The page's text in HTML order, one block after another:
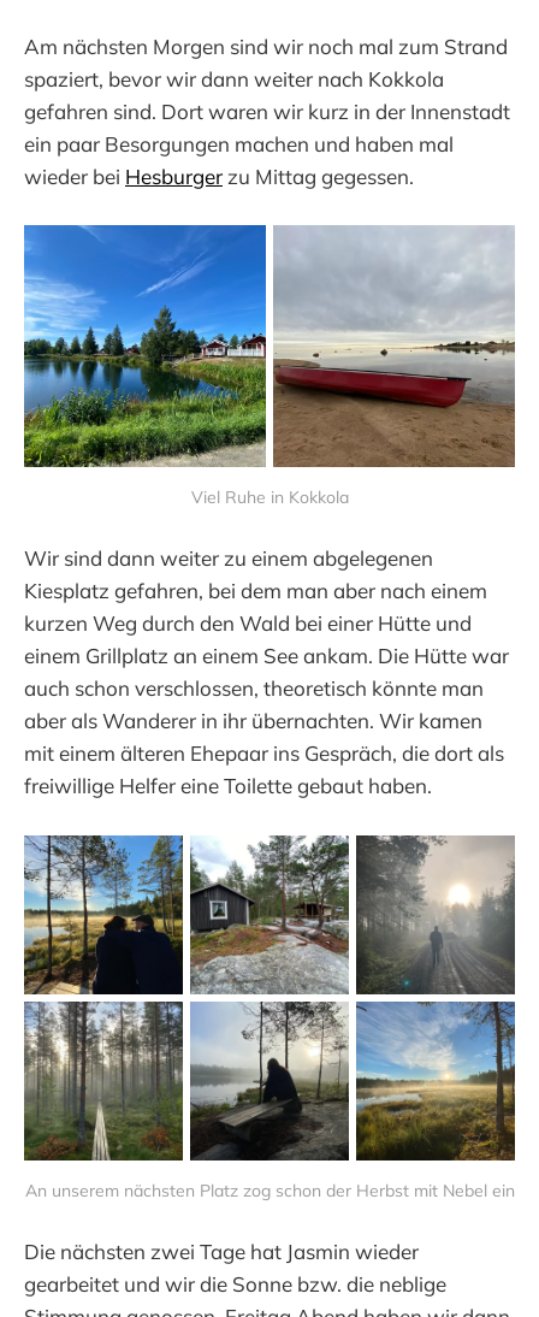
Am nächsten Morgen sind wir noch mal zum Strand
spaziert, bevor wir dann weiter nach Kokkola
gefahren sind. Dort waren wir kurz in der Innenstadt
ein paar Besorgungen machen und haben mal
wieder bei Hesburger zu Mittag gegessen.
Viel Ruhe in Kokkola
Wir sind dann weiter zu einem abgelegenen
Kiesplatz gefahren, bei dem man aber nach einem
kurzen Weg durch den Wald bei einer Hütte und
einem Grillplatz an einem See ankam. Die Hütte war
auch schon verschlossen, theoretisch könnte man
aber als Wanderer in ihr übernachten. Wir kamen
mit einem älteren Ehepaar ins Gespräch, die dort als
freiwillige Helfer eine Toilette gebaut haben.
An unserem nächsten Platz zog schon der Herbst mit Nebel ein
Die nächsten zwei Tage hat Jasmin wieder
gearbeitet und wir die Sonne bzw. die neblige